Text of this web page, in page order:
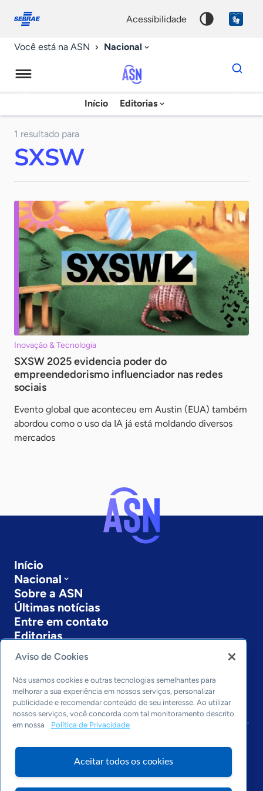
conosco
acessibilidade
Você está na ASN Nacional
Agência
Sebrae
Início Editorias
Dados
para
chave
1 resultado para
SXSW
Inovação & Tecnologia
SXSW 2025 evidencia poder do
empreendedorismo influenciador nas redes
sociais
Evento global que aconteceu em Austin (EUA) também
abordou como o uso da IA já está moldando diversos
mercados
Início
Nacional
Sobre a ASN
Últimas notícias
Entre em contato
Editorias
Economia & Política
Inovação & Tecnologia
Cultura empreendedora
Dados
Arquivo
Aviso de Cookies
Nós usamos cookies e outras tecnologias semelhantes para
melhorar a sua experiência em nossos serviços, personalizar
publicidade e recomendar conteúdo de seu interesse. Ao utilizar
nossos serviços, você concorda com tal monitoramento descrito
em nossa
Política de Privacidade
Aceitar todos os cookies